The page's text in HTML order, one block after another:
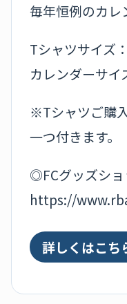
毎年恒例のカレ
Tシャツサイズ
カレンダーサイ
※Tシャツご購
一つ付きます。
◎FCグッズショ
https://
詳しくはこち